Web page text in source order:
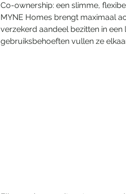
​Co-ownership: ​een slimme,
MYNE Homes brengt maximaal
verzekerd aandeel bezitten in
gebruiksbehoeften vullen ze